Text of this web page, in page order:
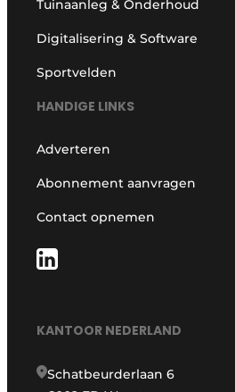
Tuinaanleg & Onderhoud
Digitalisering & Software
Sportvelden
HANDIGE LINKS
Adverteren
Abonnement aanvragen
Contact opnemen
KANTOOR NEDERLAND
Schatbeurderlaan 6